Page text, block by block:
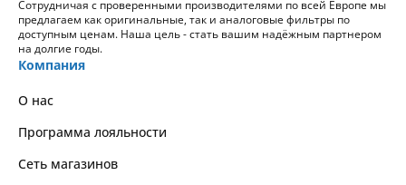
Сотрудничая с проверенными производителями по всей Европе мы
предлагаем как оригинальные, так и аналоговые фильтры по
доступным ценам. Наша цель - стать вашим надёжным партнером
на долгие годы.
Компания
О нас
Программа лояльности
Сеть магазинов